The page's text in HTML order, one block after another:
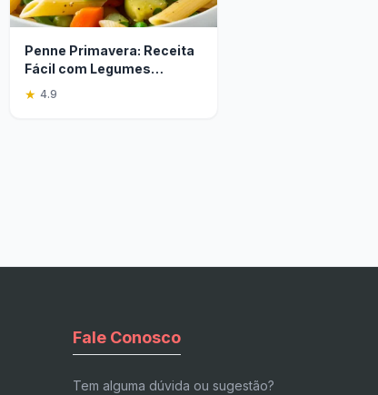
Penne Primavera: Receita
Fácil com Legumes
Frescos
★ 4.9
Fale Conosco
Tem alguma dúvida ou sugestão?